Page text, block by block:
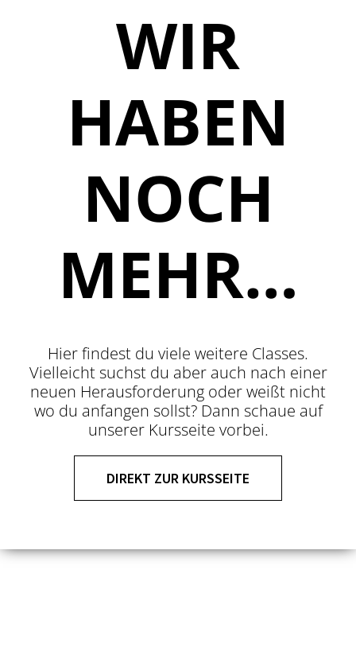
WIR
HABEN
NOCH
MEHR…
Hier findest du viele weitere Classes.
Vielleicht suchst du aber auch nach einer
neuen Herausforderung oder weißt nicht
wo du anfangen sollst? Dann schaue auf
unserer Kursseite vorbei.
DIREKT ZUR KURSSEITE